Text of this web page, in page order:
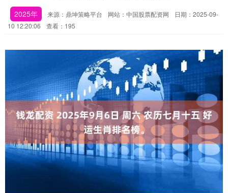
2025年 来源：鼎坤策略平台 网站：中国股票配资网
日期：2025-09-
10 12:20:06
查看：195